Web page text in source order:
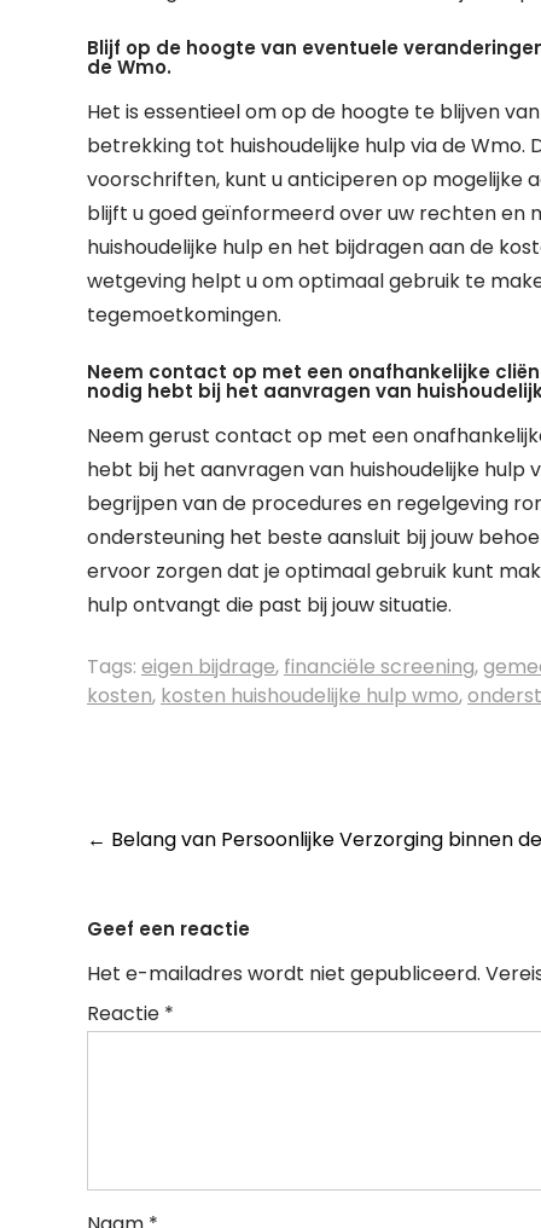
Blijf op de hoogte van eventuele
de Wmo.
Het is essentieel om op de hoogte te blijven
betrekking tot huishoudelijke hulp via de Wmo.
voorschriften, kunt u anticiperen op mogelijke
blijft u goed geïnformeerd over uw rechten
huishoudelijke hulp en het bijdragen aan de
wetgeving helpt u om optimaal gebruik te
tegemoetkomingen.
Neem contact op met een onafhankelijke
nodig hebt bij het aanvragen van
Neem gerust contact op met een
hebt bij het aanvragen van huishoudelijke hulp
begrijpen van de procedures en regelgeving
ondersteuning het beste aansluit bij jouw
ervoor zorgen dat je optimaal gebruik kunt
hulp ontvangt die past bij jouw situatie.
Tags: eigen bijdrage, financiële screening,
kosten, kosten huishoudelijke hulp wmo,
Post
← Belang van Persoonlijke Verzorging binnen
Geef een reactie
Het e-mailadres wordt niet gepubliceerd.
Reactie *